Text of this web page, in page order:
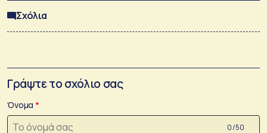
Σχόλια
Γράψτε το σχόλιο σας
Όνομα
0 /50